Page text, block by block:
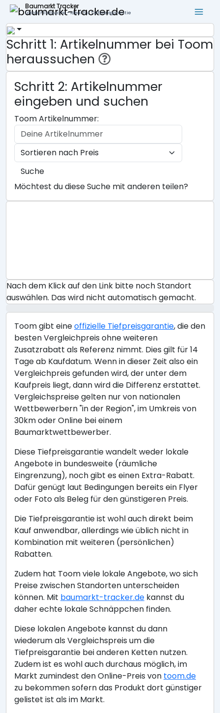
Baumarkt Tracker
Lokale Filialsuche - ideal für Tiefpreisgarantie
Schritt 1: Artikelnummer bei Toom
heraussuchen
Schritt 2: Artikelnummer
eingeben und suchen
Toom Artikelnummer:
Suche
Möchtest du diese Suche mit anderen teilen?
Nach dem Klick auf den Link bitte noch Standort
auswählen. Das wird nicht automatisch gemacht.
Toom gibt eineoffizielle Tiefpreisgarantie, die den
besten Vergleichpreis ohne weiteren
Zusatzrabatt als Referenz nimmt. Dies gilt für 14
Tage ab Kaufdatum. Wenn in dieser Zeit also ein
Vergleichpreis gefunden wird, der unter dem
Kaufpreis liegt, dann wird die Differenz erstattet.
Vergleichspreise gelten nur von nationalen
Wettbewerbern "in der Region", im Umkreis von
30km oder Online bei einem
Baumarktwettbewerber.
Diese Tiefpreisgarantie wandelt weder lokale
Angebote in bundesweite (räumliche
Eingrenzung), noch gibt es einen Extra-Rabatt.
Dafür genügt laut Bedingungen bereits ein Flyer
oder Foto als Beleg für den günstigeren Preis.
Die Tiefpreisgarantie ist wohl auch direkt beim
Kauf anwendbar, allerdings wie üblich nicht in
Kombination mit weiteren (persönlichen)
Rabatten.
Zudem hat Toom viele lokale Angebote, wo sich
Preise zwischen Standorten unterscheiden
können. Mit baumarkt-tracker.de kannst du
daher echte lokale Schnäppchen finden.
Diese lokalen Angebote kannst du dann
wiederum als Vergleichspreis um die
Tiefpreisgarantie bei anderen Ketten nutzen.
Zudem ist es wohl auch durchaus möglich, im
Markt zumindest den Online-Preis von toom.de
zu bekommen sofern das Produkt dort günstiger
gelistet ist als im Markt.